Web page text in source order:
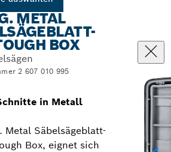
METAL
BOX
2 607 010 995
in Metall
Metal Säbelsägeblatt-
Box, eignet sich